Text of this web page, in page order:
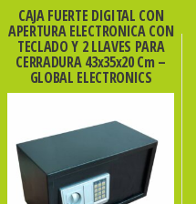
CAJA FUERTE DIGITAL CON
APERTURA ELECTRONICA CON
TECLADO Y 2 LLAVES PARA
CERRADURA 43x35x20 Cm –
GLOBAL ELECTRONICS